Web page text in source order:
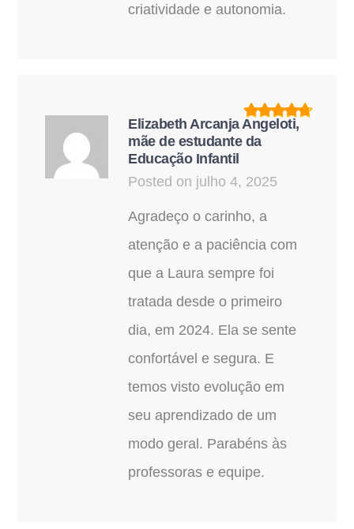
criatividade e autonomia.
Elizabeth Arcanja Angeloti,
mãe de estudante da
Educação Infantil
Posted on julho 4, 2025
Agradeço o carinho, a
atenção e a paciência com
que a Laura sempre foi
tratada desde o primeiro
dia, em 2024. Ela se sente
confortável e segura. E
temos visto evolução em
seu aprendizado de um
modo geral. Parabéns às
professoras e equipe.